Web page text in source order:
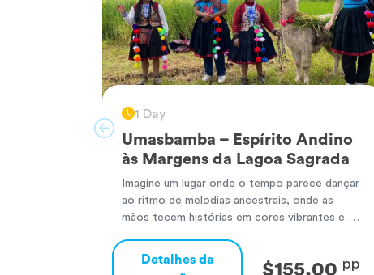
1 Day
Umasbamba – Espírito Andino
às Margens da Lagoa Sagrada
Imagine um lugar onde o tempo parece dançar
ao ritmo de melodias ancestrais, onde as
mãos tecem histórias em cores vibrantes e a
preciosos. Bem-vindo a Umasbamba, um
tesouro escondido no coração do Vale
Detalhes da
$155.00 pp